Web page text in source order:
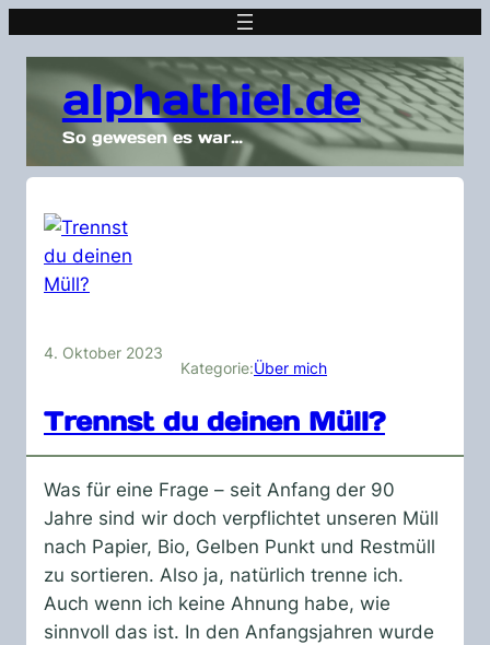
alphathiel.de
So gewesen es war…
4. Oktober 2023
Kategorie:Über mich
Trennst du deinen Müll?
Was für eine Frage – seit Anfang der 90
Jahre sind wir doch verpflichtet unseren Müll
nach Papier, Bio, Gelben Punkt und Restmüll
zu sortieren. Also ja, natürlich trenne ich.
Auch wenn ich keine Ahnung habe, wie
sinnvoll das ist. In den Anfangsjahren wurde